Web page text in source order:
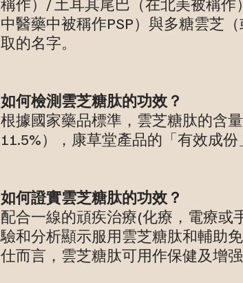
中醫藥中被稱作PSP）與多糖雲芝
取的名字。
如何檢測雲芝糖肽的功效？
根據國家藥品標準，雲芝糖肽的含
11.5%），康草堂產品的「有效成份
如何證實雲芝糖肽的功效？
配合一線的頑疾治療(化療，電療或
驗和分析顯示服用雲芝糖肽和輔助
仕而言，雲芝糖肽可用作保健及增